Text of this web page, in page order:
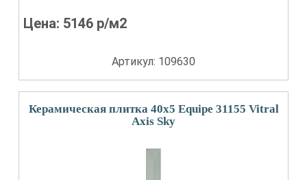
Цена: 5146 р/м2
Артикул: 109630
Керамическая плитка 40x5 Equipe 31155 Vitral
Axis Sky